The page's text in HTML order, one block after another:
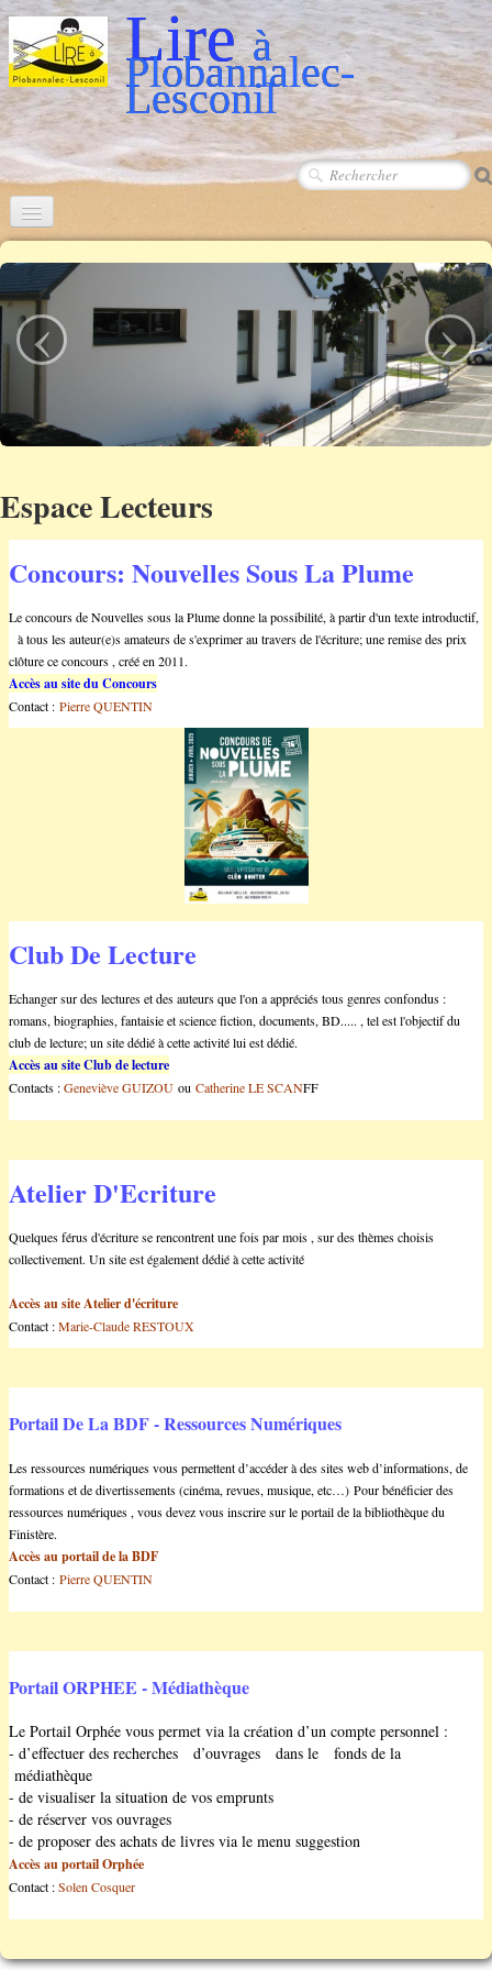
Lireà
Plobannalec-
Lesconil
‹ ›
Espace Lecteurs
Concours: Nouvelles Sous La Plume
Le concours de Nouvelles sous la Plume donne la possibilité, à partir d'un texte introductif,
à tous les auteur(e)s amateurs de s'exprimer au travers de l'écriture; une remise des prix
clôture ce concours , créé en 2011.
Accès au site du Concours
Contact : Pierre QUENTIN
Club De Lecture
Echanger sur des lectures et des auteurs que l'on a appréciés tous genres confondus :
romans, biographies, fantaisie et science fiction, documents, BD..... , tel est l'objectif du
club de lecture; un site dédié à cette activité lui est dédié.
Accès au site Club de lecture
Contacts :Geneviève GUIZOU ou Catherine LE SCANFF
Atelier D'Ecriture
Quelques férus d'écriture se rencontrent une fois par mois , sur des thèmes choisis
collectivement. Un site est également dédié à cette activité
Accès au site Atelier d'écriture
Contact :Marie-Claude RESTOUX
Portail De La BDF - Ressources Numériques
Les ressources numériques vous permettent d’accéder à des sites web d’informations, de
formations et de divertissements (cinéma, revues, musique, etc…) Pour bénéficier des
ressources numériques , vous devez vous inscrire sur le portail de la bibliothèque du
Finistère.
Accès au portail de la BDF
Contact : Pierre QUENTIN
Portail ORPHEE - Médiathèque
Le Portail Orphée vous permet via la création d’un compte personnel :
- d’effectuer des recherches d’ouvrages dans le fonds de la
médiathèque
- de visualiser la situation de vos emprunts
- de réserver vos ouvrages
- de proposer des achats de livres via le menu suggestion
Accès au portail Orphée
Contact :Solen Cosquer